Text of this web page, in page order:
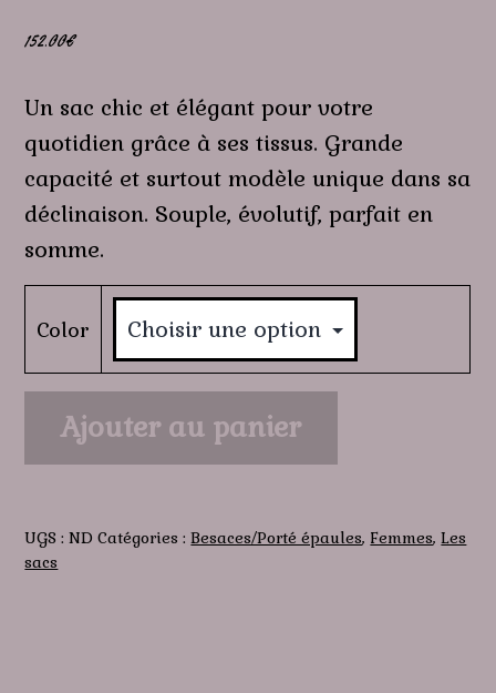
152.00€
Un sac chic et élégant pour votre
quotidien grâce à ses tissus. Grande
capacité et surtout modèle unique dans sa
déclinaison. Souple, évolutif, parfait en
somme.
Color
Le
Ajouter au panier
UGS :ND Catégories :Besaces/Porté épaules, Femmes,Les
sacs